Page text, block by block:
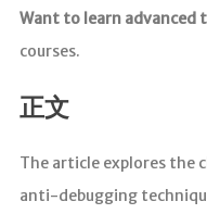
Want to learn advanced
courses.
正文
The article explores the
anti-debugging